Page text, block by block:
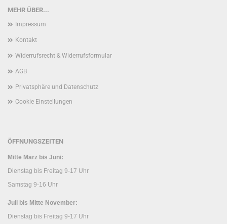
MEHR ÜBER...
Impressum
Kontakt
Widerrufsrecht & Widerrufsformular
AGB
Privatsphäre und Datenschutz
Cookie Einstellungen
ÖFFNUNGSZEITEN
Mitte März bis Juni:
Dienstag bis Freitag 9-17 Uhr
Samstag 9-16 Uhr
Juli bis Mitte November:
Dienstag bis Freitag 9-17 Uhr